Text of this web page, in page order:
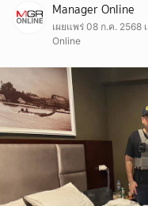
Manager Online
เผยแพร่ 08 ก.ค. 2568
Online